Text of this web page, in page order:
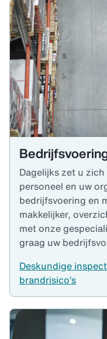
Dagelijks zet u
personeel en uw
bedrijfsvoering en
makkelijker,
met onze
graag uw
Deskundige
brandrisico’s